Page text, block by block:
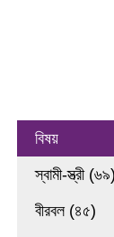
বিষয়
স্বামী-স্ত্রী (৬৯)
বীরবল (৪৫)